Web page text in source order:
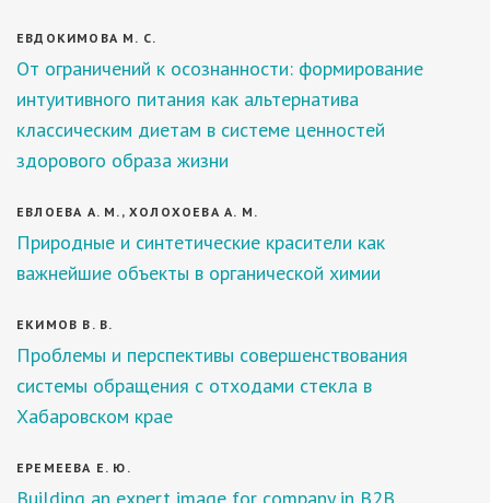
ЕВДОКИМОВА М. С.
От ограничений к осознанности: формирование
интуитивного питания как альтернатива
классическим диетам в системе ценностей
здорового образа жизни
ЕВЛОЕВА А. М., ХОЛОХОЕВА А. М.
Природные и синтетические красители как
важнейшие объекты в органической химии
ЕКИМОВ В. В.
Проблемы и перспективы совершенствования
системы обращения с отходами стекла в
Хабаровском крае
ЕРЕМЕЕВА Е. Ю.